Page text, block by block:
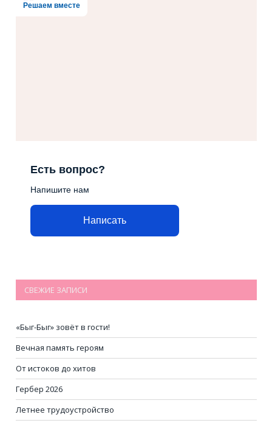
Решаем вместе
Есть вопрос?
Напишите нам
Написать
СВЕЖИЕ ЗАПИСИ
«Быг-Быг» зовёт в гости!
Вечная память героям
От истоков до хитов
Гербер 2026
Летнее трудоустройство